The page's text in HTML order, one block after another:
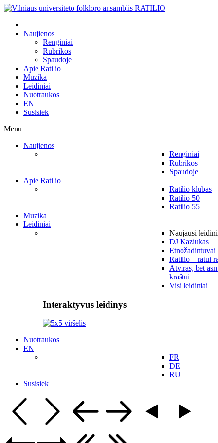
Naujienos
Renginiai
Rubrikos
Spaudoje
Apie Ratilio
Muzika
Leidiniai
Nuotraukos
EN
Susisiek
Menu
Naujienos
Renginiai
Rubrikos
Spaudoje
Apie Ratilio
Ratilio klubas
Ratilio 50
Ratilio 55
Muzika
Leidiniai
Naujausi
DJ Kaziukas
Etnožadintuvai
Ratilio – ratui
Atviras, bet
kraštui
Visi leidiniai
Interaktyvus leidinys
Nuotraukos
EN
FR
DE
RU
Susisiek